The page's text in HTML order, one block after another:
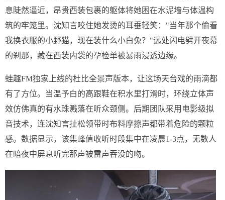
息陡然逼近，昂贵西装包裹的躯体将她困在水泥墙与体温构
筑的牢笼里。沈知言咬住她发烫的耳垂轻笑："当年那个偷看
我换衣服的小野猫，现在装什么小白兔？"远处闪电劈开夜幕
的刹那，藏在西装内袋的孕检单被暴雨浸透边缘。
蛙趣FM独家上线的杜比全景声版本，让这场天台戏的雨滴都
有了方位。当温予白的高跟鞋在积水里打滑时，环绕立体声
效仿佛真的有水珠溅落在听众颈侧。后期团队采用电影级拟
音技术，连沈知言扯松领带时布料摩擦声都带着危险的颗粒
感。数据显示，该集峰值收听时段集中在凌晨1-3点，无数人
在暗夜中屏息听完那声被雷声吞没的吻。